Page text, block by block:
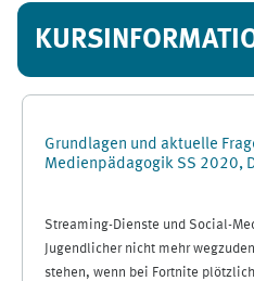
Grundlagen und aktuelle
Medienpädagogik SS 2020,
Streaming-Dienste und Social-
Jugendlicher nicht mehr
stehen, wenn bei Fortnite